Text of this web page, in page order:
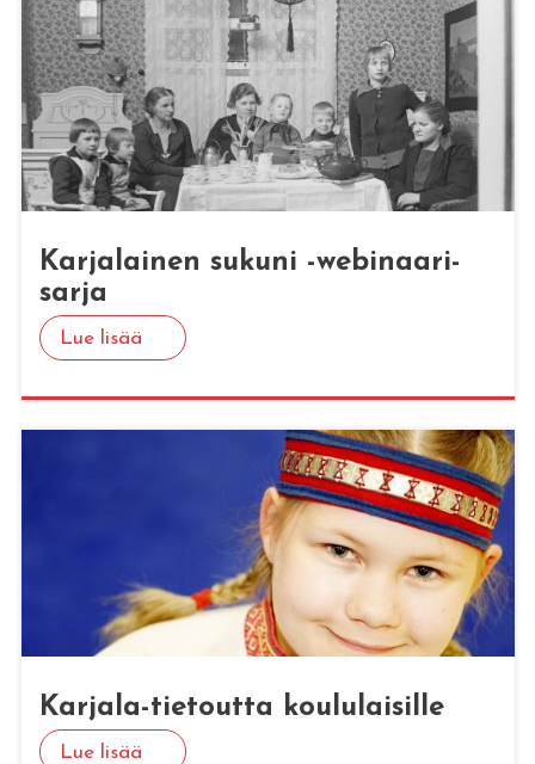
Kar­ja­lai­nen su­ku­ni -we­bi­naa­ri­
sar­ja
Lue lisää
Kar­ja­la-tie­tout­ta kou­lu­lai­sil­le
Lue lisää